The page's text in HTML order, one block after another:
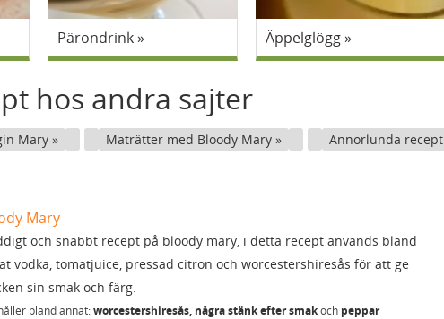
Pärondrink Äppelglögg
hos andra sajter
Mary Maträtter med Bloody Mary Annorlunda recept
Mary
och snabbt recept på bloody mary, i detta recept används bland
vodka, tomatjuice, pressad citron och worcestershiresås för att ge
sin smak och färg.
bland annat:worcestershiresås, några stänk efter smakoch peppar